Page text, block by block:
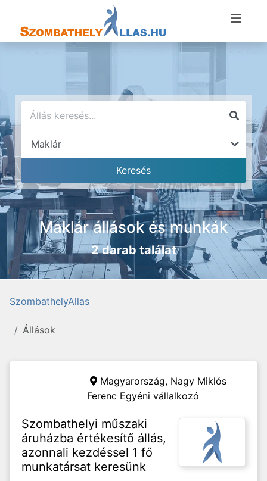
Maklár állások és munkák
2 darab találat
SzombathelyAllas
Állások
Magyarország, Nagy Miklós
Ferenc Egyéni vállalkozó
Szombathelyi műszaki
áruházba értékesítő állás,
azonnali kezdéssel 1 fő
munkatársat keresünk